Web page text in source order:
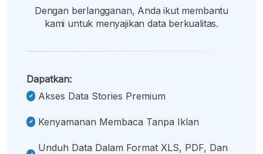
Dengan berlangganan, Anda ikut membantu
kami untuk menyajikan data berkualitas.
Dapatkan:
Akses Data Stories Premium
Kenyamanan Membaca Tanpa Iklan
Unduh Data Dalam Format XLS, PDF, Dan